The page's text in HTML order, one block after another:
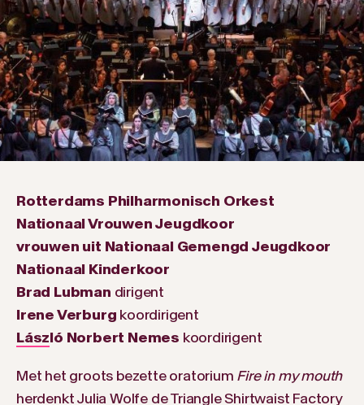
Rotterdams Philharmonisch Orkest
Nationaal Vrouwen Jeugdkoor
vrouwen uit Nationaal Gemengd Jeugdkoor
Nationaal Kinderkoor
Brad Lubman dirigent
Irene Verburg koordirigent
László Norbert Nemes koordirigent
Met het groots bezette oratorium Fire in my mouth
herdenkt Julia Wolfe de Triangle Shirtwaist Factory